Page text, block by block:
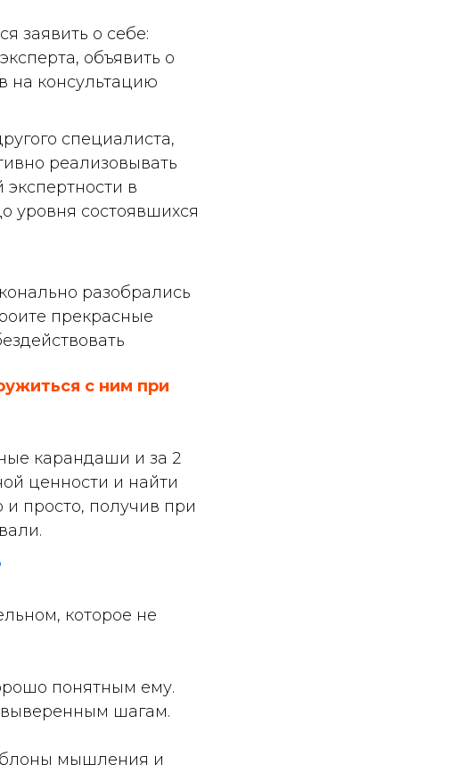
заявить о себе:
объявить о
на консультацию
специалиста,
реализовывать
в
уровня состоявшихся
разобрались
прекрасные
с ним при
карандаши и за 2
ценности и найти
и просто, получив при
которое не
понятным ему.
шагам.
мышления и